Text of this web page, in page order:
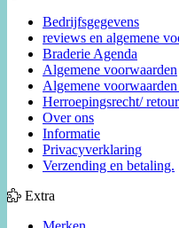
Bedrijfsgegevens
reviews en algemene
Braderie Agenda
Algemene voorwaarden
Algemene
Herroepingsrecht/
Over ons
Informatie
Privacyverklaring
Verzending en betaling.
Extra